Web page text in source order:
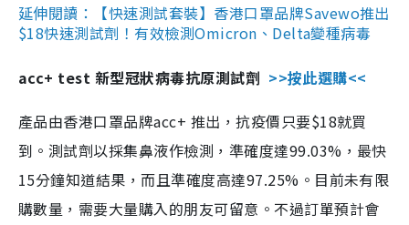
延伸閱讀：【快速測試套裝】香港口罩品牌Savewo推出
$18快速測試劑！有效檢測Omicron、Delta變種病毒
acc+ test 新型冠狀病毒抗原測試劑 >>按此選購<<
產品由香港口罩品牌acc+ 推出，抗疫價只要$18就買
到。測試劑以採集鼻液作檢測，準確度達99.03%，最快
15分鐘知道結果，而且準確度高達97.25%。目前未有限
購數量，需要大量購入的朋友可留意。不過訂單預計會